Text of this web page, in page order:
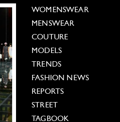
WOMENSWEAR
MENSWEAR
COUTURE
MODELS
TRENDS
FASHION NEWS
REPORTS
STREET
TAGBOOK